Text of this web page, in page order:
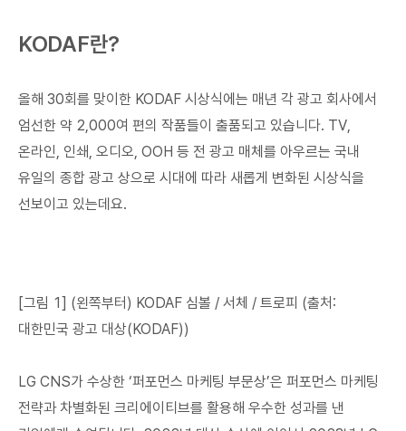
KODAF란?
올해 30회를 맞이한 KODAF 시상식에는 매년 각 광고 회사에서
엄선한 약 2,000여 편의 작품들이 출품되고 있습니다. TV,
온라인, 인쇄, 오디오, OOH 등 전 광고 매체를 아우르는 국내
유일의 종합 광고 상으로 시대에 따라 새롭게 변화된 시상식을
선보이고 있는데요.
[그림 1] (왼쪽부터) KODAF 심볼 / 서체 / 트로피 (출처:
대한민국 광고 대상(KODAF))
LG CNS가 수상한 ‘퍼포먼스 마케팅 부문상’은 퍼포먼스 마케팅
전략과 차별화된 크리에이티브를 활용해 우수한 성과를 낸